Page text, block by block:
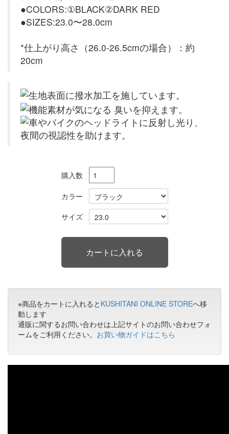
●COLORS:①BLACK②DARK RED
●SIZES:23.0〜28.0cm
*仕上がり高さ（26.0-26.5cmの場合）：約
20cm
購入数
カラー
サイズ
※商品をカートに入れると KUSHITANI ONLINE STOREへ移
動します
通販に関するお問い合わせは上記サイトのお問い合わせフォ
ームをご利用ください。 お買い物ガイドはこちら